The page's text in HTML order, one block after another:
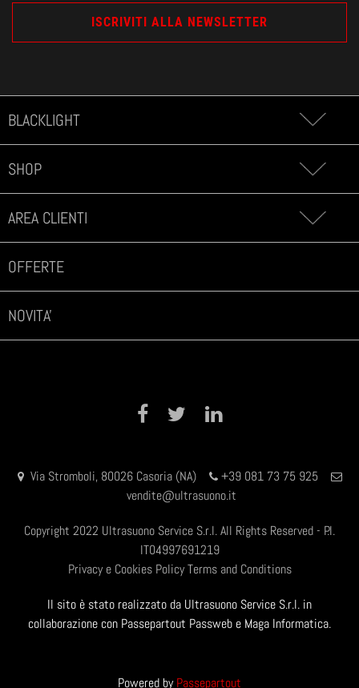
BLACKLIGHT
SHOP
AREA CLIENTI
OFFERTE
NOVITA'
Facebook Twitter
Via Stromboli, 80026 Casoria (NA)
+39 081 73 75 925
vendite@ultrasuono.it
Copyright 2022 Ultrasuono Service S.r.l. All Rights Reserved - P.I.
IT04997691219
Privacy e Cookies Policy Terms and Conditions
Il sito è stato realizzato da Ultrasuono Service S.r.l. in
collaborazione con Passepartout Passweb e Maga Informatica.
Powered byPassepartout